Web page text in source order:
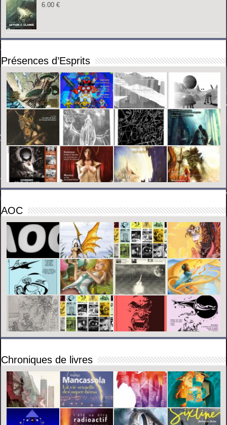
6.00€
Présences d’Esprits
AOC
Chroniques de livres